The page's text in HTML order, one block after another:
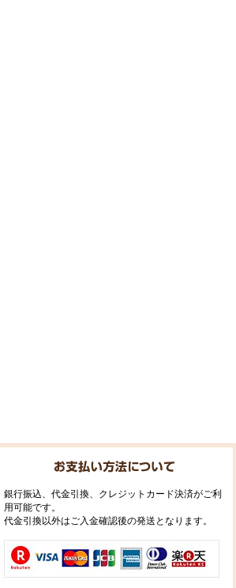
銀行振込、代金引換、クレジットカード決済がご利
用可能です。
代金引換以外はご入金確認後の発送となります。